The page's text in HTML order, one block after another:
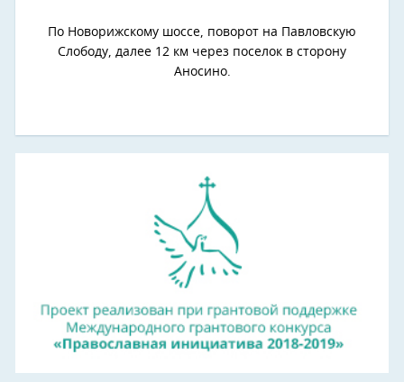
По Новорижскому шоссе, поворот на Павловскую
Слободу, далее 12 км через поселок в сторону
Аносино.